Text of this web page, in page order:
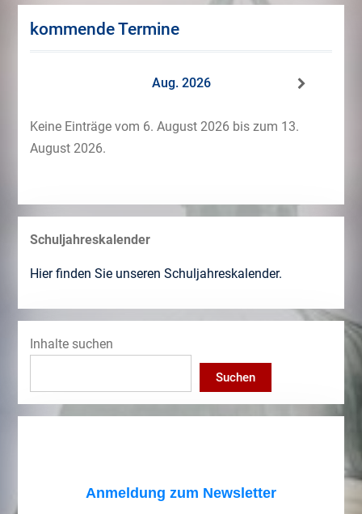
kommende Termine
Aug. 2026
Keine Einträge vom 6. August 2026 bis zum 13.
August 2026.
Schuljahreskalender
Hier finden Sie unseren Schuljahreskalender.
Inhalte suchen
Suchen
Anmeldung zum Newsletter